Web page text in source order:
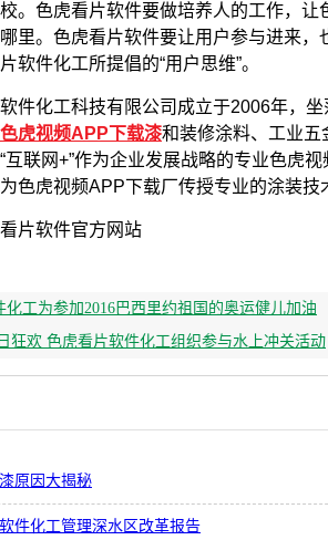
。色虎看片软件要做培养人的工作，
里。色虎看片软件要让用户参与进来
软件化工所提倡的“用户思维”。
件化工科技有限公司成立于2006年，坐
色虎视频APP下载漆和装修涂料、工业五
互联网+”作为企业发展战略的专业色虎
色虎视频APP下载厂传授专业的涂装技
片软件官方网站
化工为参加2016巴西里约祖国的奥运健儿加油
狂欢 色虎看片软件化工组织参与水上冲关活动
原因大揭秘
件化工管理深水区改革报告